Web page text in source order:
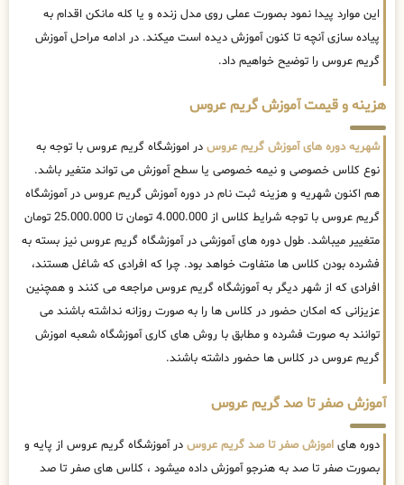
این موارد پیدا نمود بصورت عملی روی مدل زنده و یا کله مانکن اقدام به
پیاده سازی آنچه تا کنون آموزش دیده است میکند. در ادامه مراحل آموزش
گریم عروس را توضیح خواهیم داد.
هزینه و قیمت آموزش گریم عروس
شهریه دوره های آموزش گریم عروس در اموزشگاه گریم عروس با توجه به
نوع کلاس خصوصی و نیمه خصوصی یا سطح آموزش می تواند متغیر باشد.
هم اکنون شهریه و هزینه ثبت نام در دوره آموزش گریم عروس در آموزشگاه
گریم عروس با توجه شرایط کلاس از 4.000.000 تومان تا 25.000.000 تومان
متغییر میباشد. طول دوره های آموزشی در آموزشگاه گریم عروس نیز بسته به
فشرده بودن کلاس ها متفاوت خواهد بود. چرا که افرادی که شاغل هستند،
افرادی که از شهر دیگر به آموزشگاه گریم عروس مراجعه می کنند و همچنین
عزیزانی که امکان حضور در کلاس ها را به صورت روزانه نداشته باشند می
توانند به صورت فشرده و مطابق با روش های کاری آموزشگاه شعبه اموزش
گریم عروس در کلاس ها حضور داشته باشند.
آموزش صفر تا صد گریم عروس
دوره های اموزش صفر تا صد گریم عروس در آموزشگاه گریم عروس از پایه و
بصورت صفر تا صد به هنرجو آموزش داده میشود ، کلاس های صفر تا صد